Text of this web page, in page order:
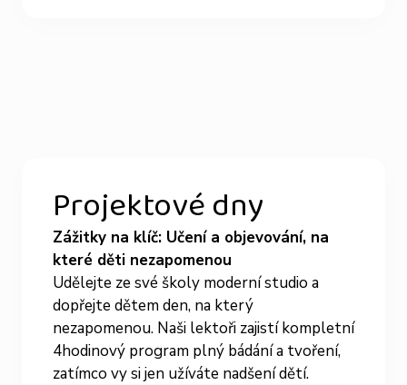
Projektové dny
Zážitky na klíč: Učení a objevování, na
které děti nezapomenou
Udělejte ze své školy moderní studio a
dopřejte dětem den, na který
nezapomenou. Naši lektoři zajistí kompletní
4hodinový program plný bádání a tvoření,
zatímco vy si jen užíváte nadšení dětí.